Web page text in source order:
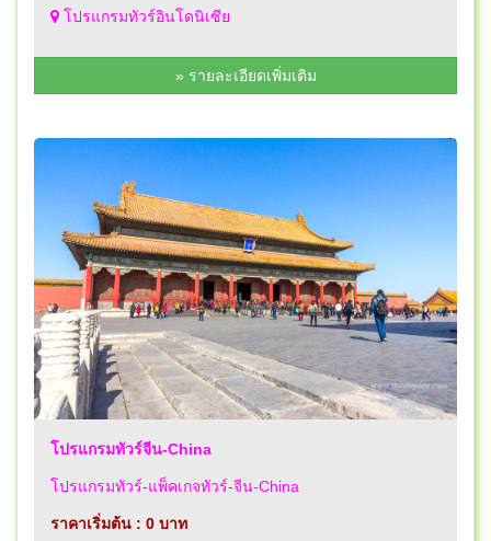
โปรแกรมทัวร์อินโดนิเซีย
» รายละเอียดเพิ่มเติม
โปรแกรมทัวร์จีน-China
โปรแกรมทัวร์-แพ็คเกจทัวร์-จีน-China
ราคาเริ่มต้น : 0 บาท